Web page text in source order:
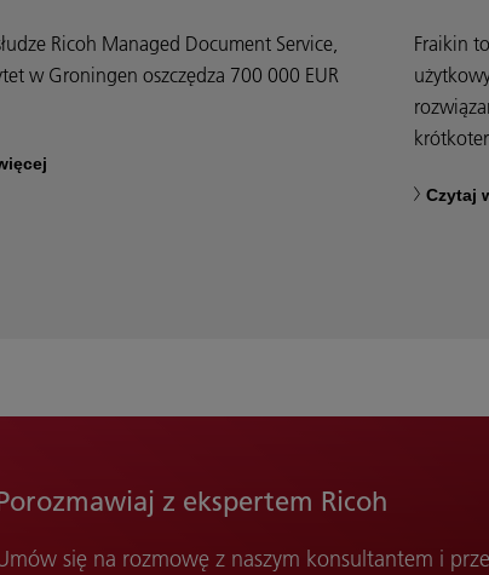
Ricoh Managed Document Service,
w Groningen oszczędza 700 000 EUR
Fraikin
Czytaj
z ekspertem Ricoh
się na rozmowę z naszym konsultantem i